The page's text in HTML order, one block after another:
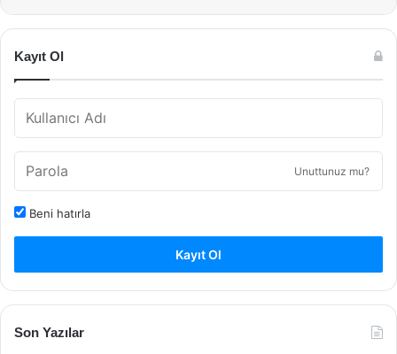
Kayıt Ol
Unuttunuz mu?
Beni hatırla
Kayıt Ol
Son Yazılar